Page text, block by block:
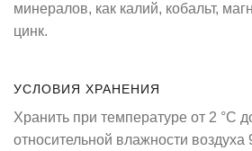
минералов, как калий, кобальт,
цинк.
УСЛОВИЯ ХРАНЕНИЯ
Хранить при температуре от 2 °С
относительной влажности воздуха